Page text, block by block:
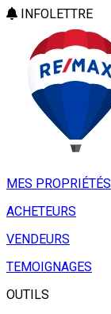
INFOLETTRE
MES PROPRIÉTÉS
ACHETEURS
VENDEURS
TEMOIGNAGES
OUTILS